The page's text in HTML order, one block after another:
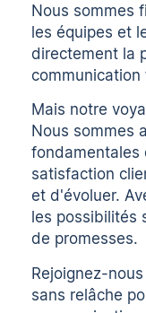
Nous sommes
les équipes et
directement la
communication
Mais notre
Nous sommes
fondamentales
satisfaction
et d'évoluer.
les possibilités
de promesses.
Rejoignez-
sans relâche